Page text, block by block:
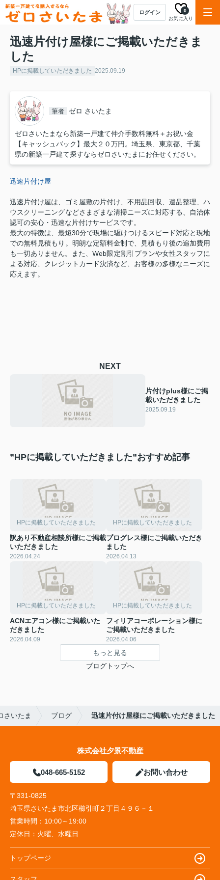
ログイン
お気に入り
0
迅速片付け屋様にご掲載いただきま
した
HPに掲載していただきました 2025.09.19
筆者 ゼロ さいたま
ゼロさいたまなら新築一戸建て仲介手数料無料＋お祝い金
【キャッシュバック】最大２０万円。埼玉県、東京都、千葉
県の新築一戸建て探すならゼロさいたまにお任せください。
迅速片付け屋
迅速片付け屋は、ゴミ屋敷の片付け、不用品回収、遺品整理、ハ
ウスクリーニングなどさまざまな清掃ニーズに対応する、自治体
認可の安心・迅速な片付けサービスです。
最大の特徴は、最短30分で現場に駆けつけるスピード対応と現地
での無料見積もり。明朗な定額料金制で、見積もり後の追加費用
も一切ありません。また、Web限定割引プランや女性スタッフに
よる対応、クレジットカード決済など、お客様の多様なニーズに
応えます。
NEXT
片付けplus様にご掲
載いただきました
2025.09.19
”HPに掲載していただきました”おすすめ記事
HPに掲載していただきました
訳あり不動産相談所様にご掲載
いただきました
2026.04.24
HPに掲載していただきました
プログレス様にご掲載いただき
ました
2026.04.13
HPに掲載していただきました
ACNエアコン様にご掲載いた
だきました
2026.04.09
HPに掲載していただきました
フィリアコーポレーション様に
ご掲載いただきました
2026.04.06
もっと見る
ブログトップへ
さいたま ブログ 迅速片付け屋様にご掲載いただきました
株式会社夕景不動産
048-665-5152 お問い合わせ
〒331-0825
埼玉県さいたま市北区櫛引町２丁目４９６－１
営業時間： 10:00～19:00
定休日： 火曜、水曜日
トップページ